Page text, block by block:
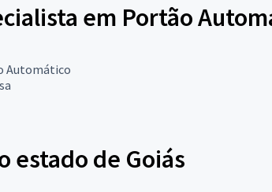
em Portão
Automático
estado de Goiás